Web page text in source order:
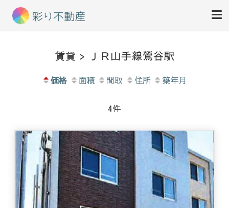
賃貸 > ＪＲ山手線鶯谷駅
価格 面積 間取 住所 築年月
4件